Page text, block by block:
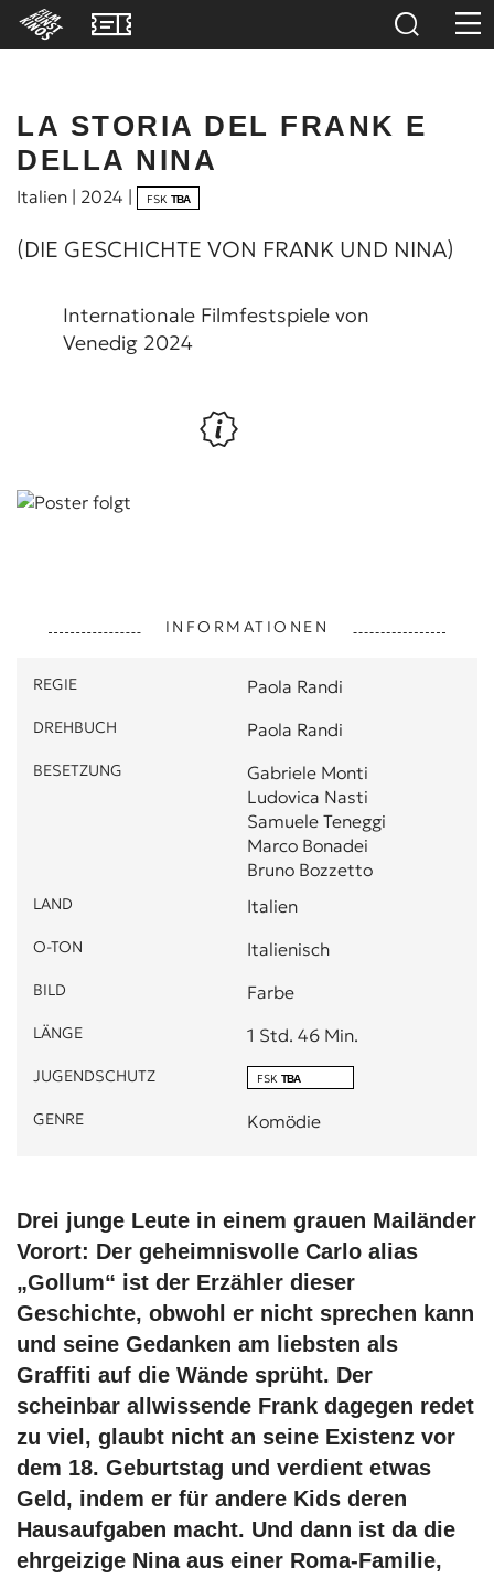
LA STORIA DEL FRANK E
DELLA NINA
Italien | 2024 | FSK TBA
(DIE GESCHICHTE VON FRANK UND NINA)
Internationale Filmfestspiele von
Venedig 2024
INFORMATIONEN
REGIE Paola Randi
DREHBUCH Paola Randi
BESETZUNG
Gabriele Monti
Ludovica Nasti
Samuele Teneggi
Marco Bonadei
Bruno Bozzetto
LAND Italien
O-TON Italienisch
BILD Farbe
LÄNGE 1 Std. 46 Min.
JUGENDSCHUTZ FSK TBA
GENRE Komödie
Drei junge Leute in einem grauen Mailänder
Vorort: Der geheimnisvolle Carlo alias
„Gollum“ ist der Erzähler dieser
Geschichte, obwohl er nicht sprechen kann
und seine Gedanken am liebsten als
Graffiti auf die Wände sprüht. Der
scheinbar allwissende Frank dagegen redet
zu viel, glaubt nicht an seine Existenz vor
dem 18. Geburtstag und verdient etwas
Geld, indem er für andere Kids deren
Hausaufgaben macht. Und dann ist da die
ehrgeizige Nina aus einer Roma-Familie,